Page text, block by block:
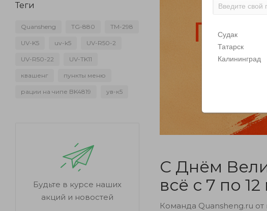
Судак
Татарск
Калининград
С Днём
всё с 7 по
Команда Quansheng.ru
Теги
Quansheng TG-880 TM-298
UV-K5 uv-k5 UV-R50-2
UV-R50-22 UV-TK11
квашенг пункты меню
рации на чипе BK4819 ув-к5
Будьте в курсе наших
акций и новостей